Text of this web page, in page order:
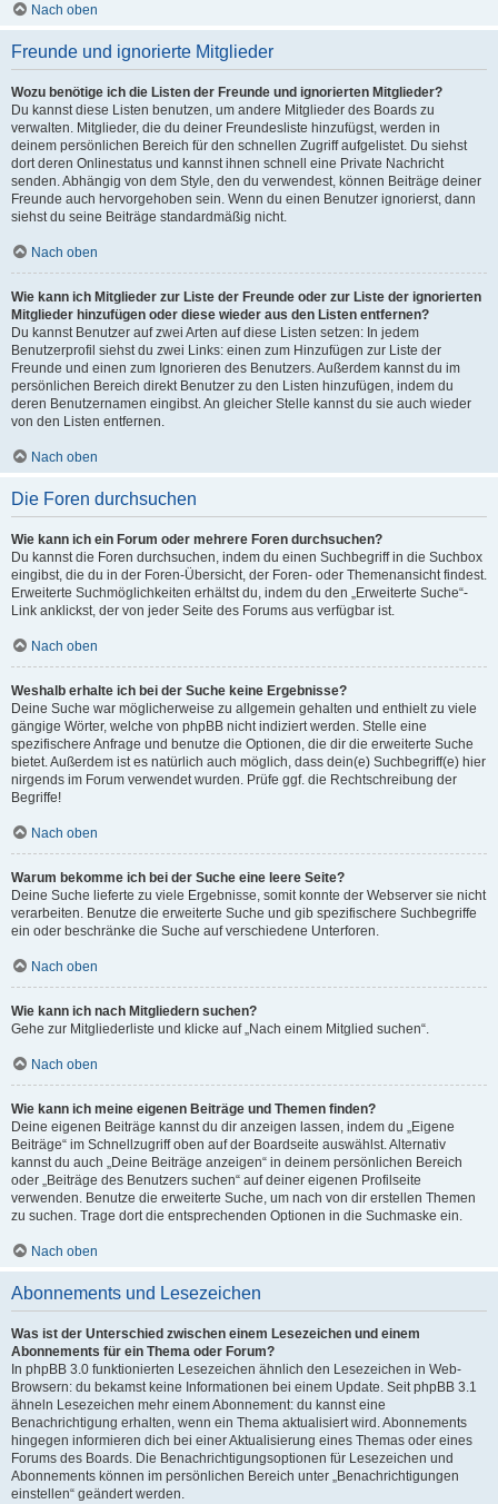
Nach oben
Freunde und ignorierte Mitglieder
Wozu benötige ich die Listen der Freunde und ignorierten Mitglieder?
Du kannst diese Listen benutzen, um andere Mitglieder des Boards zu
verwalten. Mitglieder, die du deiner Freundesliste hinzufügst, werden in
deinem persönlichen Bereich für den schnellen Zugriff aufgelistet. Du siehst
dort deren Onlinestatus und kannst ihnen schnell eine Private Nachricht
senden. Abhängig von dem Style, den du verwendest, können Beiträge deiner
Freunde auch hervorgehoben sein. Wenn du einen Benutzer ignorierst, dann
siehst du seine Beiträge standardmäßig nicht.
Nach oben
Wie kann ich Mitglieder zur Liste der Freunde oder zur Liste der ignorierten
Mitglieder hinzufügen oder diese wieder aus den Listen entfernen?
Du kannst Benutzer auf zwei Arten auf diese Listen setzen: In jedem
Benutzerprofil siehst du zwei Links: einen zum Hinzufügen zur Liste der
Freunde und einen zum Ignorieren des Benutzers. Außerdem kannst du im
persönlichen Bereich direkt Benutzer zu den Listen hinzufügen, indem du
deren Benutzernamen eingibst. An gleicher Stelle kannst du sie auch wieder
von den Listen entfernen.
Nach oben
Die Foren durchsuchen
Wie kann ich ein Forum oder mehrere Foren durchsuchen?
Du kannst die Foren durchsuchen, indem du einen Suchbegriff in die Suchbox
eingibst, die du in der Foren-Übersicht, der Foren- oder Themenansicht findest.
Erweiterte Suchmöglichkeiten erhältst du, indem du den „Erweiterte Suche“-
Link anklickst, der von jeder Seite des Forums aus verfügbar ist.
Nach oben
Weshalb erhalte ich bei der Suche keine Ergebnisse?
Deine Suche war möglicherweise zu allgemein gehalten und enthielt zu viele
gängige Wörter, welche von phpBB nicht indiziert werden. Stelle eine
spezifischere Anfrage und benutze die Optionen, die dir die erweiterte Suche
bietet. Außerdem ist es natürlich auch möglich, dass dein(e) Suchbegriff(e) hier
nirgends im Forum verwendet wurden. Prüfe ggf. die Rechtschreibung der
Begriffe!
Nach oben
Warum bekomme ich bei der Suche eine leere Seite?
Deine Suche lieferte zu viele Ergebnisse, somit konnte der Webserver sie nicht
verarbeiten. Benutze die erweiterte Suche und gib spezifischere Suchbegriffe
ein oder beschränke die Suche auf verschiedene Unterforen.
Nach oben
Wie kann ich nach Mitgliedern suchen?
Gehe zur Mitgliederliste und klicke auf „Nach einem Mitglied suchen“.
Nach oben
Wie kann ich meine eigenen Beiträge und Themen finden?
Deine eigenen Beiträge kannst du dir anzeigen lassen, indem du „Eigene
Beiträge“ im Schnellzugriff oben auf der Boardseite auswählst. Alternativ
kannst du auch „Deine Beiträge anzeigen“ in deinem persönlichen Bereich
oder „Beiträge des Benutzers suchen“ auf deiner eigenen Profilseite
verwenden. Benutze die erweiterte Suche, um nach von dir erstellen Themen
zu suchen. Trage dort die entsprechenden Optionen in die Suchmaske ein.
Nach oben
Abonnements und Lesezeichen
Was ist der Unterschied zwischen einem Lesezeichen und einem
Abonnements für ein Thema oder Forum?
In phpBB 3.0 funktionierten Lesezeichen ähnlich den Lesezeichen in Web-
Browsern: du bekamst keine Informationen bei einem Update. Seit phpBB 3.1
ähneln Lesezeichen mehr einem Abonnement: du kannst eine
Benachrichtigung erhalten, wenn ein Thema aktualisiert wird. Abonnements
hingegen informieren dich bei einer Aktualisierung eines Themas oder eines
Forums des Boards. Die Benachrichtigungsoptionen für Lesezeichen und
Abonnements können im persönlichen Bereich unter „Benachrichtigungen
einstellen“ geändert werden.